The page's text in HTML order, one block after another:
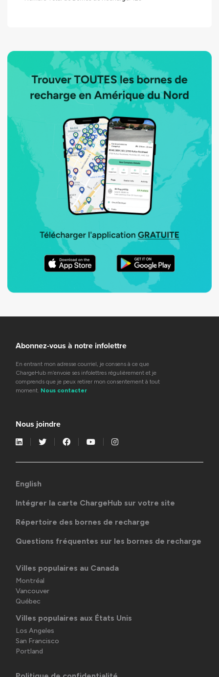
Abonnez-vous à notre infolettre
En entrant mon adresse courriel, je consens à ce que
ChargeHub m’envoie ses infolettres régulièrement et je
comprends que je peux retirer mon consentement à tout
moment. Nous contacter
Nous joindre
English
Intégrer la carte ChargeHub sur votre site
Répertoire des bornes de recharge
Questions fréquentes sur les bornes de recharge
Villes populaires au Canada
Montréal
Vancouver
Québec
Villes populaires aux États Unis
Los Angeles
San Francisco
Portland